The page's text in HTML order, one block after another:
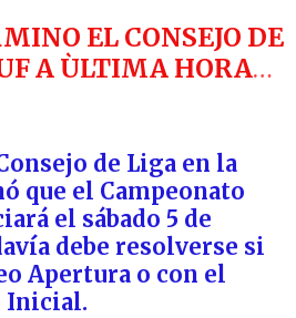
EL CONSEJO DE
A ÙLTIMA HORA…
de Liga en la
que el Campeonato
el sábado 5 de
debe resolverse si
Apertura o con el
Inicial.